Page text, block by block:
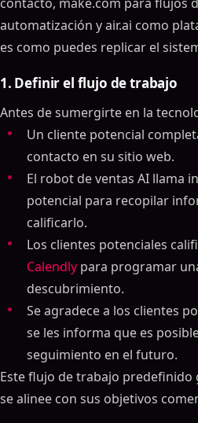
automatización y air.ai como
es como puedes replicar el
1. Definir el flujo de trabajo
Antes de sumergirte en la
Un cliente potencial
contacto en su sitio web.
El robot de ventas AI llama
potencial para recopilar
calificarlo.
Los clientes potenciales
Calendly para programar
descubrimiento.
Se agradece a los clientes
se les informa que es
seguimiento en el futuro.
Este flujo de trabajo predefinido
se alinee con sus objetivos